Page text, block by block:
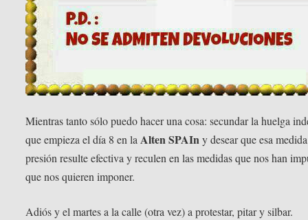
Mientras tanto sólo puedo hacer una cosa: secundar la huelga
que empieza el día 8 en laAlten SPAIny desear que esa
presión resulte efectiva y reculen en las medidas que nos han
que nos quieren imponer.
Adiós y el martes a la calle (otra vez) a protestar, pitar y silbar.